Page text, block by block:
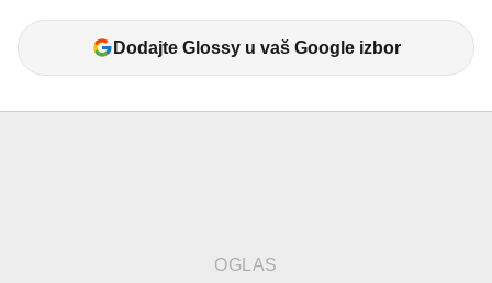
Dodajte Glossy u vaš Google izbor